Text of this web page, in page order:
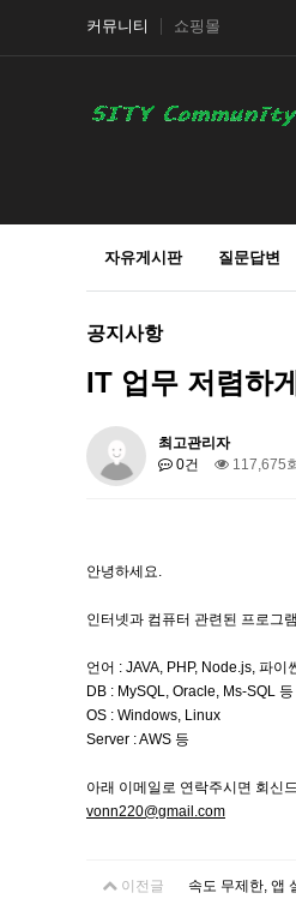
커뮤니티 쇼핑몰
자유게시판 질문답변
공지사항
IT 업무 저렴하
최고관리자
0건
117,675회
안녕하세요.
인터넷과 컴퓨터 관련된 프로그
언어 : JAVA, PHP, Node.js, 파이
DB : MySQL, Oracle, Ms-SQL 등
OS : Windows, Linux
Server : AWS 등
아래 이메일로 연락주시면 회신
vonn220@gmail.com
이전글 속도 무제한, 앱